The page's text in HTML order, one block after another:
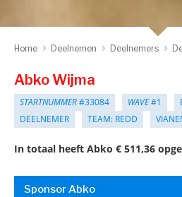
Home Deelnemen Deelnemers
Abko Wijma
STARTNUMMER#33084 WAVE#1
DEELNEMER
TEAM: REDD
In totaal heeft Abko € 511,36
Sponsor Abko